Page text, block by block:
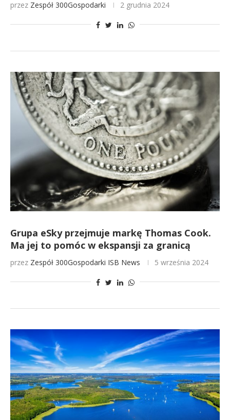
przez Zespół 300Gospodarki 2 grudnia 2024
Grupa eSky przejmuje markę Thomas Cook.
Ma jej to pomóc w ekspansji za granicą
przez Zespół 300Gospodarki ISB News 5 września 2024